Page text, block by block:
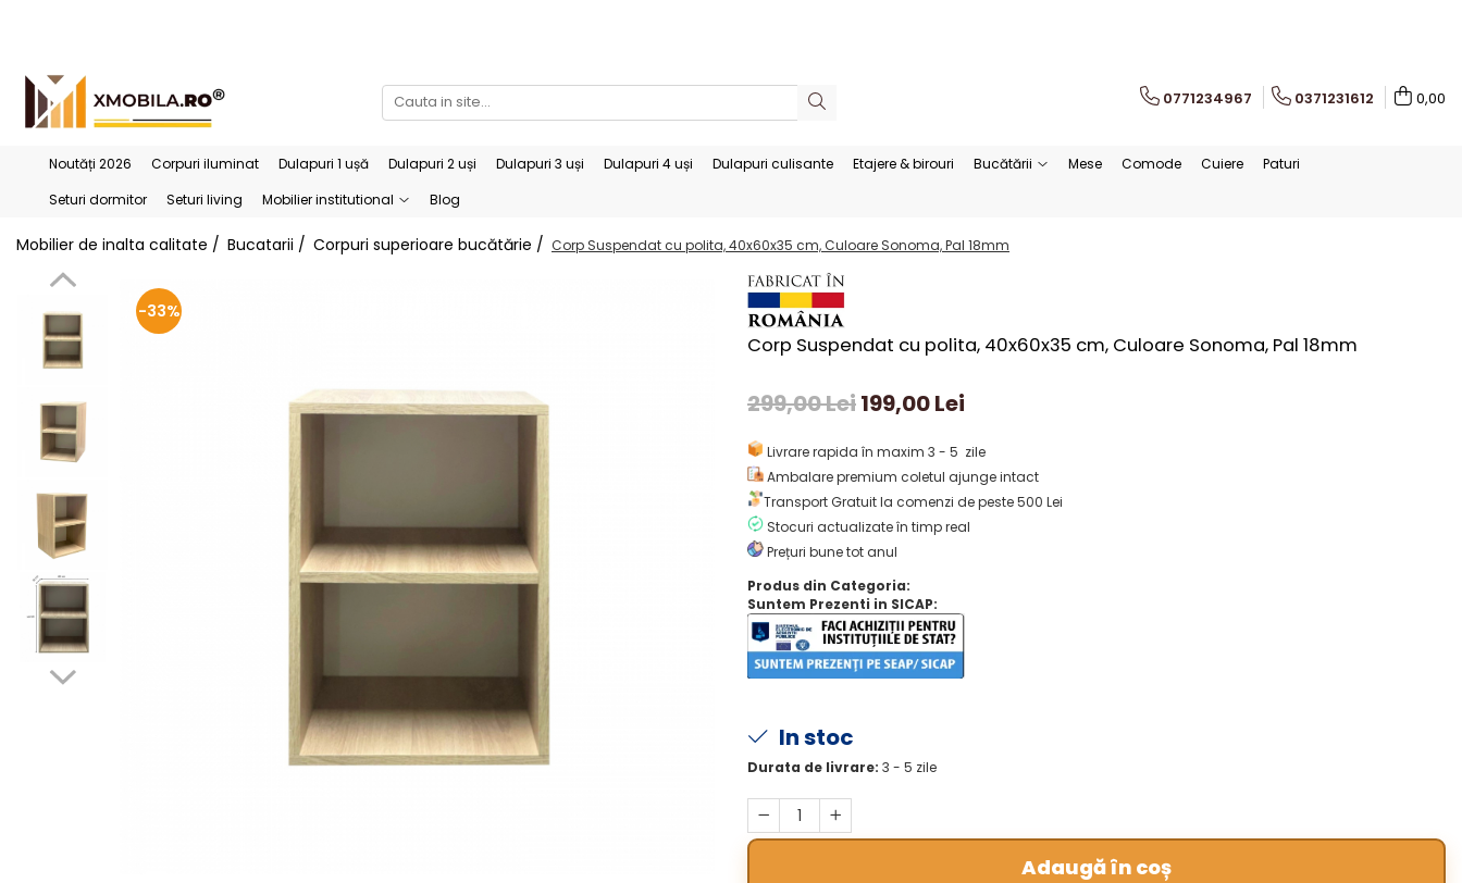
Bucătării Complete
Accesorii bucătărie
Dulapuri 1 ușă
0771234967 0371231612 0,00
Noutăți 2026 Corpuri iluminat Dulapuri 1 ușă Dulapuri 2 uși Dulapuri 3 uși Dulapuri 4 uși Dulapuri culisante Etajere & birouri Bucătării Mese Comode Cuiere
Paturi
Seturi dormitor
Seturi living Mobilier institutional Blog
Mobilier de inalta calitate / Bucatarii / Corpuri superioare bucătărie / Corp Suspendat cu polita, 40x60x35 cm, Culoare Sonoma, Pal 18mm
Corp Suspendat cu polita, 40x60x35 cm, Culoare Sonoma, Pal 18mm
-33%
299,00 Lei199,00 Lei
Livrare rapida în maxim 3 - 5 zile
Ambalare premium coletul ajunge intact
Transport Gratuit la comenzi de peste 500 Lei
Stocuri actualizate în timp real
Prețuri bune tot anul
Produs din Categoria:
Suntem Prezenti in SICAP:
In stoc
Durata de livrare: 3 - 5 zile
Adaugă în coș